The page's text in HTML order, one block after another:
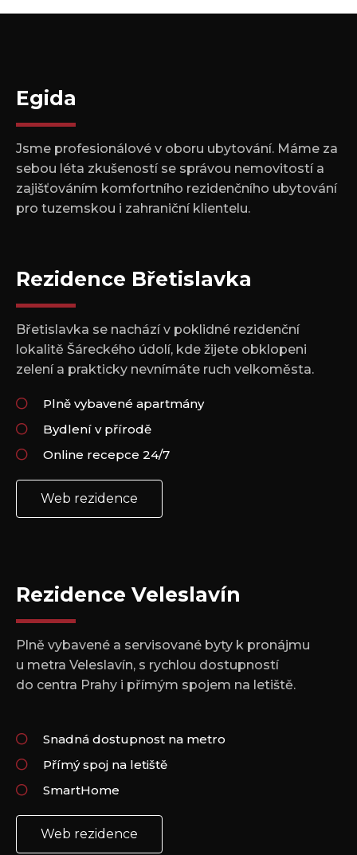
Egida
Jsme profesionálové v oboru ubytování. Máme za
sebou léta zkušeností se správou nemovitostí a
zajišťováním komfortního rezidenčního ubytování
pro tuzemskou i zahraniční klientelu.
Rezidence Břetislavka
Břetislavka se nachází v poklidné rezidenční
lokalitě Šáreckého údolí, kde žijete obklopeni
zelení a prakticky nevnímáte ruch velkoměsta.
Plně vybavené apartmány
Bydlení v přírodě
Online recepce 24/7
Web rezidence
Rezidence Veleslavín
Plně vybavené a servisované byty k pronájmu
u metra Veleslavín, s rychlou dostupností
do centra Prahy i přímým spojem na letiště.
Snadná dostupnost na metro
Přímý spoj na letiště
SmartHome
Web rezidence